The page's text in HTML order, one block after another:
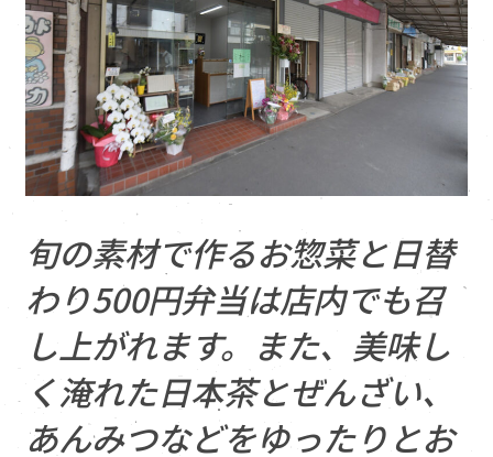
旬の素材で作るお惣菜と日替
わり500円弁当は店内でも召
し上がれます。また、美味し
く淹れた日本茶とぜんざい、
あんみつなどをゆったりとお